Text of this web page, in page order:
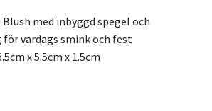
Blush med inbyggd spegel och
vardags smink och fest
x 5.5cm x 1.5cm